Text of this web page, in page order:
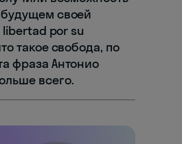
будущем своей
libertad por su
такое свобода, по
фраза Антонио
всего.